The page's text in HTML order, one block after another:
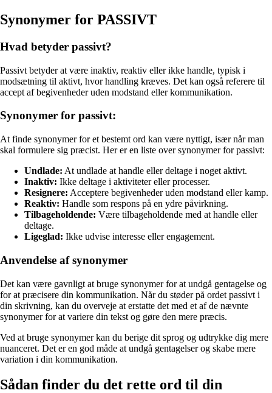
Synonymer for PASSIVT
Hvad betyder passivt?
Passivt betyder at være inaktiv, reaktiv eller ikke handle, typisk i
modsætning til aktivt, hvor handling kræves. Det kan også referere til
accept af begivenheder uden modstand eller kommunikation.
Synonymer for passivt:
At finde synonymer for et bestemt ord kan være nyttigt, især når man
skal formulere sig præcist. Her er en liste over synonymer for passivt:
Undlade: At undlade at handle eller deltage i noget aktivt.
Inaktiv: Ikke deltage i aktiviteter eller processer.
Resignere: Acceptere begivenheder uden modstand eller kamp.
Reaktiv: Handle som respons på en ydre påvirkning.
Tilbageholdende: Være tilbageholdende med at handle eller
deltage.
Ligeglad: Ikke udvise interesse eller engagement.
Anvendelse af synonymer
Det kan være gavnligt at bruge synonymer for at undgå gentagelse og
for at præcisere din kommunikation. Når du støder på ordet passivt i
din skrivning, kan du overveje at erstatte det med et af de nævnte
synonymer for at variere din tekst og gøre den mere præcis.
Ved at bruge synonymer kan du berige dit sprog og udtrykke dig mere
nuanceret. Det er en god måde at undgå gentagelser og skabe mere
variation i din kommunikation.
Sådan finder du det rette ord til din